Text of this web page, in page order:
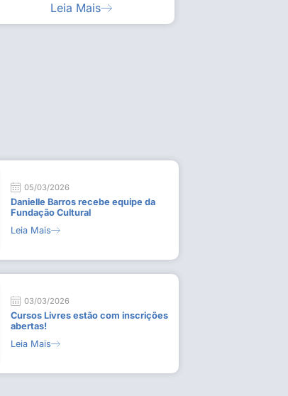
em visita guiada à exposição “Em
Leia Mais
05/03/2026
Danielle Barros recebe equipe da
Fundação Cultural
Leia Mais
03/03/2026
Cursos Livres estão com inscrições
abertas!
Leia Mais